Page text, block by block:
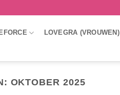
LOVEGRA (VROUWEN)
OKTOBER 2025